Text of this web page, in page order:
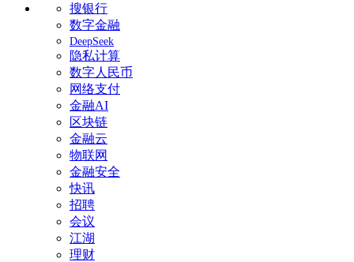
搜银行
数字金融
DeepSeek
隐私计算
数字人民币
网络支付
金融AI
区块链
金融云
物联网
金融安全
快讯
招聘
会议
江湖
理财